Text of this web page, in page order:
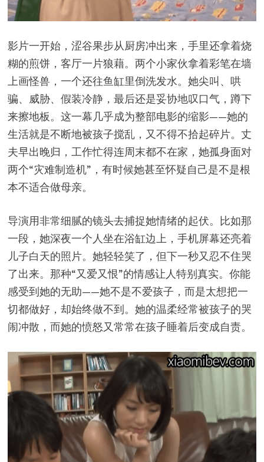
影片一开始，涩谷果步从厨房冲出来，手里还拿着烧
糊的煎饼，客厅一片狼藉。两个小家伙拿着彩笔在墙
上画怪兽，一个还往鱼缸里倒洗发水。她尖叫、哄
骗、威胁、假装冷静，最后还是妥协地叹口气，蹲下
来擦地板。这一幕几乎成为整部电影的缩影——她的
生活就是不断地被孩子搅乱，又不得不拾起碎片。丈
夫早出晚归，工作忙得连周末都不在家，她孤身面对
两个“灾难制造机”，有时候她甚至怀疑自己是不是根
本不适合做母亲。
导演用非常细腻的镜头去捕捉她情绪的起伏。比如那
一段，她深夜一个人坐在浴缸边上，手机屏幕还亮着
儿子白天的照片。她轻轻笑了，但下一秒又忍不住哭
了出来。那种“又爱又恨”的情感让人特别真实。你能
感受到她的无助——她不是不爱孩子，而是太想把一
切都做好，却始终做不到。她的温柔经常被孩子的哭
闹冲散，而她的愤怒又常常在孩子睡着后变成自责。